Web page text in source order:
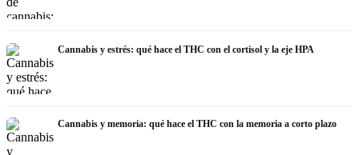
Cannabis y estrés: qué hace el THC con el cortisol y la eje HPA
Cannabis y memoria: qué hace el THC con la memoria a corto plazo